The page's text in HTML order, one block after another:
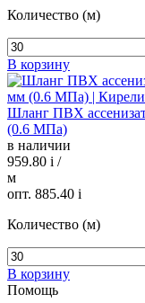
Количество (м)
В корзину
Шланг ПВХ
(0.6 МПа)
в наличии
959.80 i /
м
опт. 885.40 i
Количество (м)
В корзину
Помощь